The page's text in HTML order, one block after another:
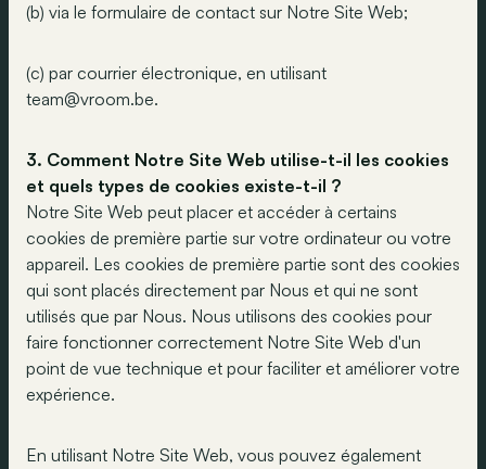
(b) via le formulaire de contact sur Notre Site Web;
(c) par courrier électronique, en utilisant
team@vroom.be.
3. Comment Notre Site Web utilise-t-il les cookies
et quels types de cookies existe-t-il ?
Notre Site Web peut placer et accéder à certains
cookies de première partie sur votre ordinateur ou votre
appareil. Les cookies de première partie sont des cookies
qui sont placés directement par Nous et qui ne sont
utilisés que par Nous. Nous utilisons des cookies pour
faire fonctionner correctement Notre Site Web d'un
point de vue technique et pour faciliter et améliorer votre
expérience.
En utilisant Notre Site Web, vous pouvez également